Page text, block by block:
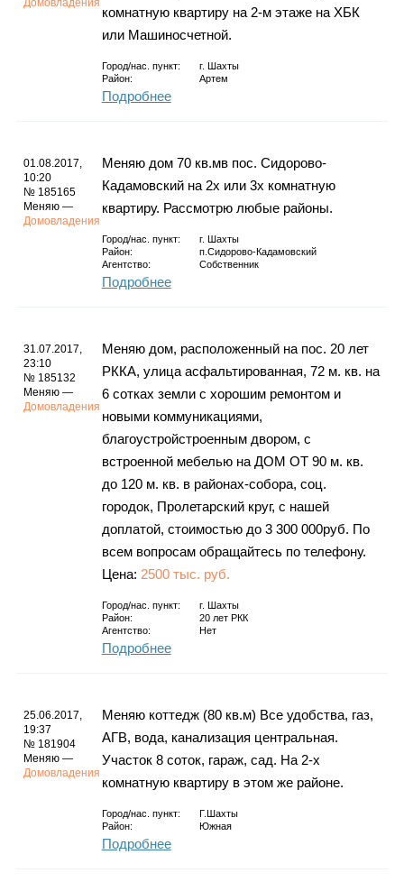
Домовладения
комнатную квартиру на 2-м этаже на ХБК
или Машиносчетной.
Город/нас. пункт: г.
Шахты
Район:
Артем
Подробнее
01.08.2017,
10:20
№ 185165
Меняю —
Домовладения
Меняю дом 70 кв.мв пос. Сидорово-
Кадамовский на 2х или 3х комнатную
квартиру. Рассмотрю любые районы.
Город/нас. пункт: г.
Шахты
Район:
п.Сидорово-Кадамовский
Агентство:
Собственник
Подробнее
31.07.2017,
23:10
№ 185132
Меняю —
Домовладения
Меняю дом, расположенный на пос. 20 лет
РККА, улица асфальтированная, 72 м. кв. на
6 сотках земли с хорошим ремонтом и
новыми коммуникациями,
благоустройстроенным двором, с
встроенной мебелью на ДОМ ОТ 90 м. кв.
до 120 м. кв. в районах-собора, соц.
городок, Пролетарский круг, с нашей
доплатой, стоимостью до 3 300 000руб. По
всем вопросам обращайтесь по телефону.
Цена: 2500 тыс. руб.
Город/нас. пункт: г.
Шахты
Район:
20 лет РКК
Агентство:
Нет
Подробнее
25.06.2017,
19:37
№ 181904
Меняю —
Домовладения
Меняю коттедж (80 кв.м) Все удобства, газ,
АГВ, вода, канализация центральная.
Участок 8 соток, гараж, сад. На 2-х
комнатную квартиру в этом же районе.
Город/нас. пункт:
Г.Шахты
Район:
Южная
Подробнее